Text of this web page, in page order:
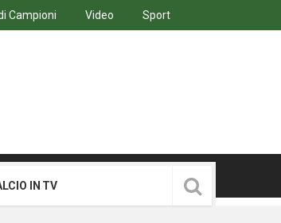
Campioni Video Sport
IN TV